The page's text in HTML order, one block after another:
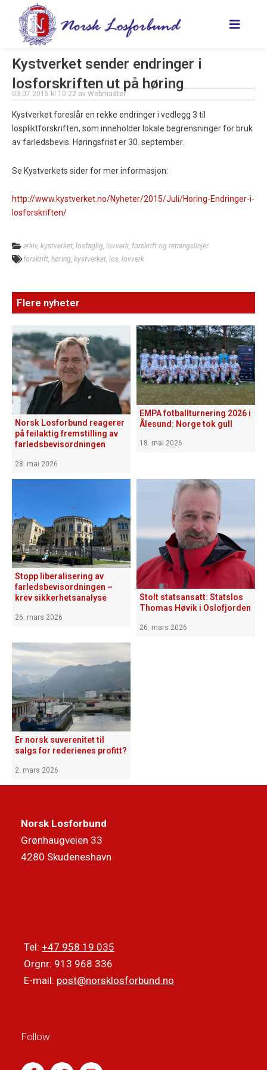
innholdet
Kystverket sender endringer i
losforskriften ut på høring
03.07.2015 kl 10:22 av Webmaster
Kystverket foreslår en rekke endringer i vedlegg 3 til
lospliktforskriften, som inneholder lokale begrensninger for bruk
av farledsbevis. Høringsfrist er 30. september.
Se Kystverkets sider for mer informasjon:
http://www.kystverket.no/Nyheter/2015/Juli/Horing-Endringer-i-
losforskriften/
arkiv, kystverket, losfaglig, lovverk, forskrift og retningslinjer
forskrift, høring, kystverket, los, lovverk
Flere nyheter
Norsk Losforbund reagerer
på feilaktig fremstilling av
farledsbevisordningen
28. mai 2026
EMPA fotballturnering 2026 i
Ålesund: Norge tok gull
18. mai 2026
Stopp liberalisering av
farledsbevisordningen –
krev sikkerhetsanalyse
26. mars 2026
Stolt statsansatt: Statslos
Thomas Høvik i Oslofjorden
26. mars 2026
Er norsk suverenitet til
salgs for rederienes profitt?
2. mars 2026
Norsk Losforbund
Grønhaugveien 33
4280 Skudeneshavn
Tel: +47 958 19 035
Orgnr: 913 968 336
E-mail: post@norsklosforbund.no
Follow